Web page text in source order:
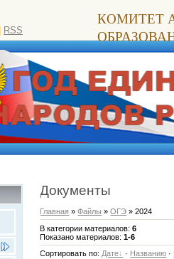
КОМИТЕТ
RSS
Документы
Главная »Файлы »ОГЭ » 2024
В категории материалов:6
Показано материалов:1-6
Сортировать по: Дате · Названию ·